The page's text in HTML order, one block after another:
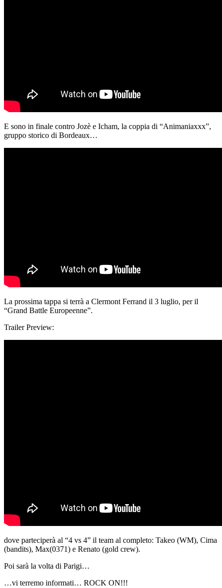
E sono in finale contro Jozè e Icham, la coppia di “Animaniaxxx”,
gruppo storico di Bordeaux…
La prossima tappa si terrà a Clermont Ferrand il 3 luglio, per il
“Grand Battle Europeenne”.
Trailer Preview:
dove parteciperà al “4 vs 4” il team al completo: Takeo (WM), Cima
(bandits), Max(0371) e Renato (gold crew).
Poi sarà la volta di Parigi…
…vi terremo informati… ROCK ON!!!